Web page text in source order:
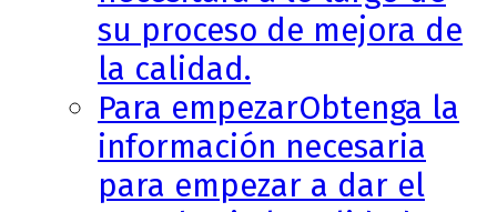
su proceso de mejora de
la calidad.
Para empezarObtenga la
información necesaria
para empezar a dar el